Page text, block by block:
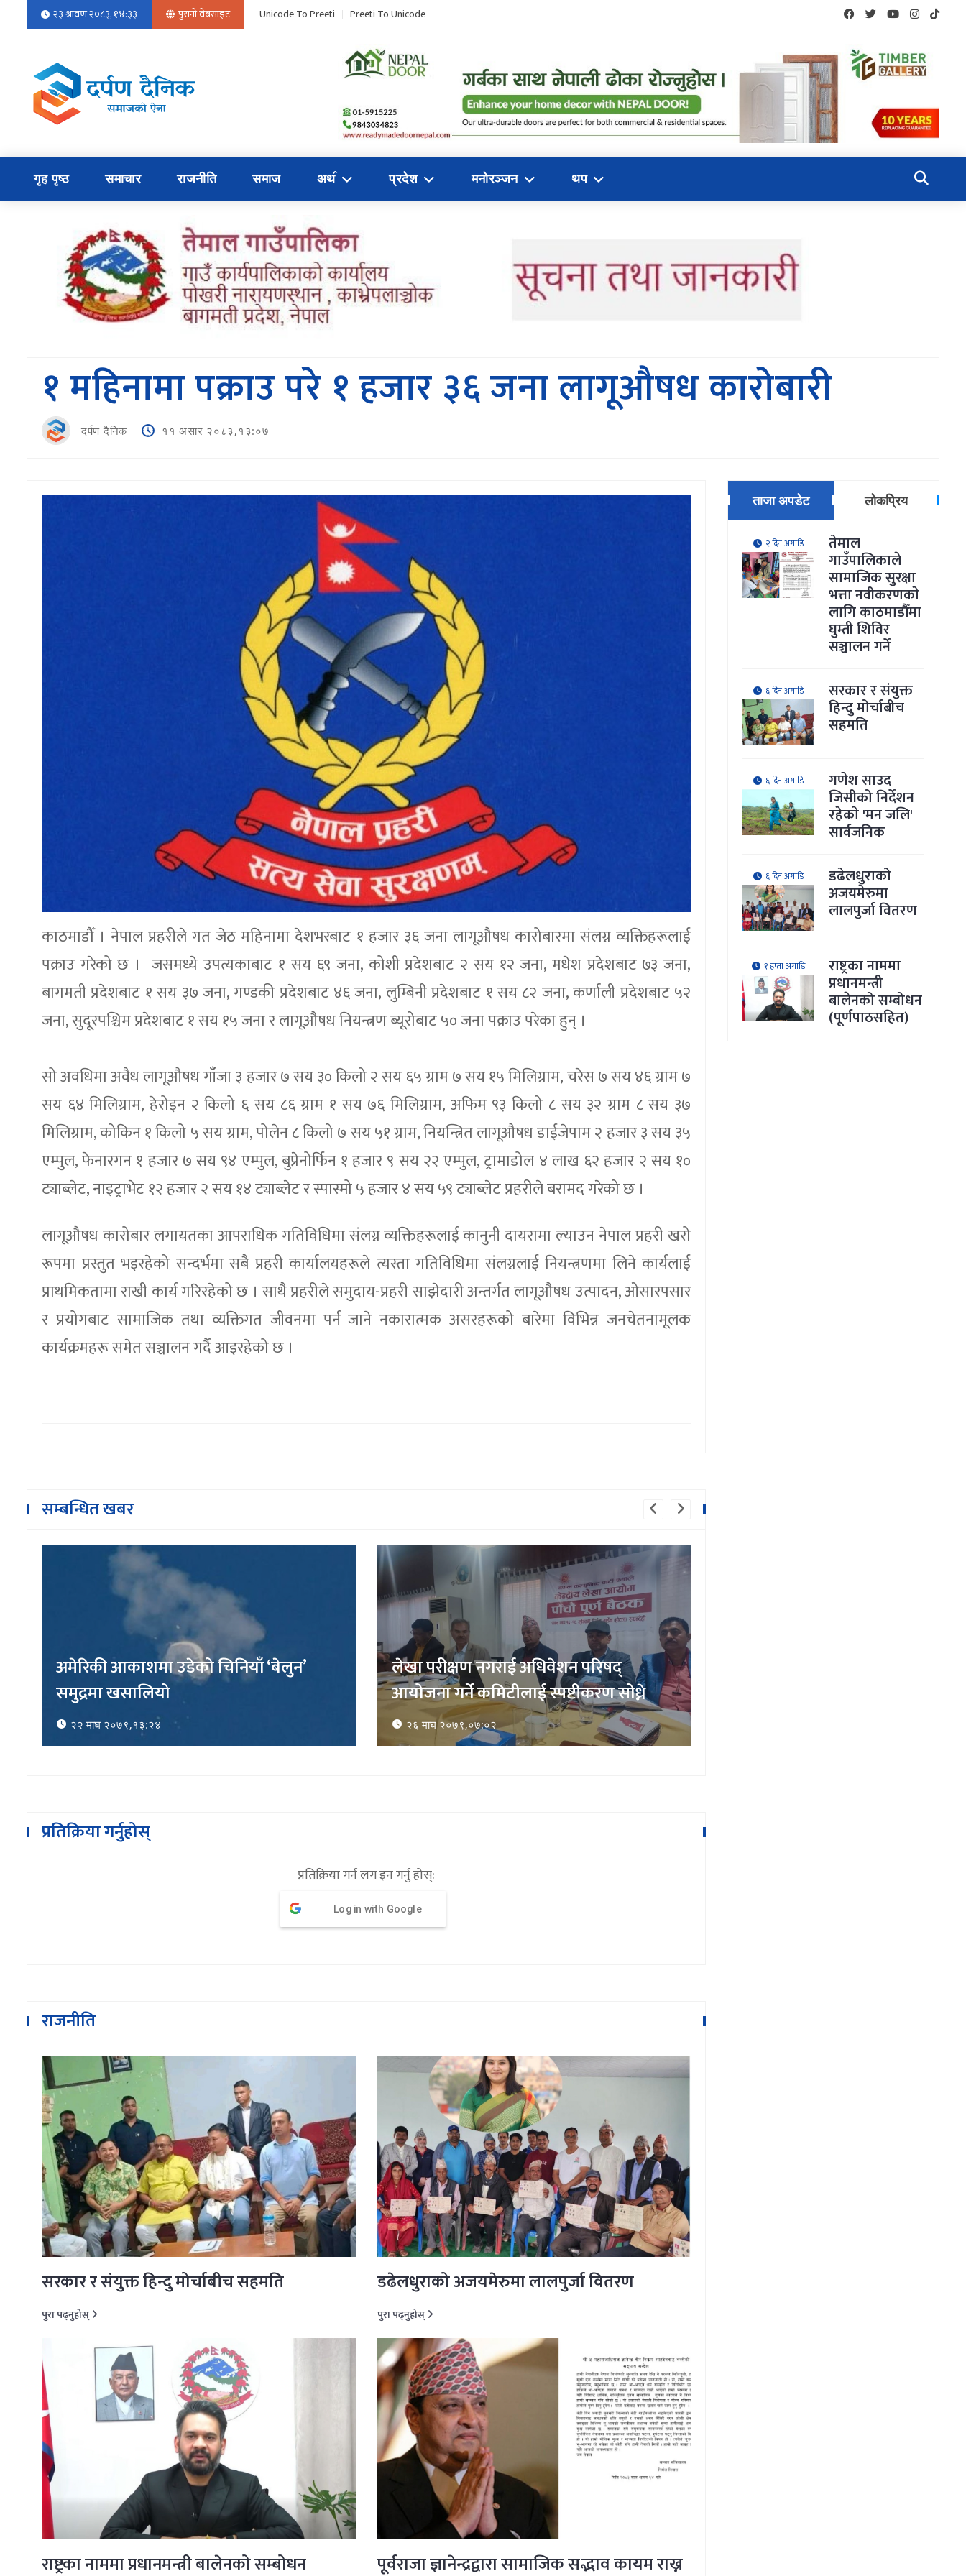
२३ श्रावण २०८३, १४:३३ पुरानो वेबसाइट Unicode To Preeti Preeti To Unicode
गृह पृष्ठ समाचार राजनीति समाज अथ॔ प्रदेश मनोरञ्जन थप
१ महिनामा पक्राउ परे १ हजार ३६ जना लागूऔषध कारोबारी
दर्पण दैनिक ११ असार २०८३,१३:०७
काठमाडौँ । नेपाल प्रहरीले गत जेठ महिनामा देशभरबाट १ हजार ३६ जना लागूऔषध कारोबारमा संलग्न व्यक्तिहरूलाई
पक्राउ गरेको छ । जसमध्ये उपत्यकाबाट १ सय ६९ जना, कोशी प्रदेशबाट २ सय १२ जना, मधेश प्रदेशबाट ७३ जना,
बागमती प्रदेशबाट १ सय ३७ जना, गण्डकी प्रदेशबाट ४६ जना, लुम्बिनी प्रदेशबाट १ सय ८२ जना, कर्णाली प्रदेशबाट ५२
जना, सुदूरपश्चिम प्रदेशबाट १ सय १५ जना र लागूऔषध नियन्त्रण ब्यूरोबाट ५० जना पक्राउ परेका हुन् ।
सो अवधिमा अवैध लागूऔषध गाँजा ३ हजार ७ सय ३० किलो २ सय ६५ ग्राम ७ सय १५ मिलिग्राम, चरेस ७ सय ४६ ग्राम ७
सय ६४ मिलिग्राम, हेरोइन २ किलो ६ सय ८६ ग्राम १ सय ७६ मिलिग्राम, अफिम ९३ किलो ८ सय ३२ ग्राम ८ सय ३७
मिलिग्राम, कोकिन १ किलो ५ सय ग्राम, पोलेन ८ किलो ७ सय ५१ ग्राम, नियन्त्रित लागूऔषध डाईजेपाम २ हजार ३ सय ३५
एम्पुल, फेनारगन १ हजार ७ सय ९४ एम्पुल, बुप्रेनोर्फिन १ हजार ९ सय २२ एम्पुल, ट्रामाडोल ४ लाख ६२ हजार २ सय १०
ट्याब्लेट, नाइट्राभेट १२ हजार २ सय १४ ट्याब्लेट र स्पास्मो ५ हजार ४ सय ५९ ट्याब्लेट प्रहरीले बरामद गरेको छ ।
लागूऔषध कारोबार लगायतका आपराधिक गतिविधिमा संलग्न व्यक्तिहरूलाई कानुनी दायरामा ल्याउन नेपाल प्रहरी खरो
रूपमा प्रस्तुत भइरहेको सन्दर्भमा सबै प्रहरी कार्यालयहरूले त्यस्ता गतिविधिमा संलग्नलाई नियन्त्रणमा लिने कार्यलाई
प्राथमिकतामा राखी कार्य गरिरहेको छ । साथै प्रहरीले समुदाय-प्रहरी साझेदारी अन्तर्गत लागूऔषध उत्पादन, ओसारपसार
र प्रयोगबाट सामाजिक तथा व्यक्तिगत जीवनमा पर्न जाने नकारात्मक असरहरूको बारेमा विभिन्न जनचेतनामूलक
कार्यक्रमहरू समेत सञ्चालन गर्दै आइरहेको छ ।
सम्बन्धित खबर
अमेरिकी आकाशमा उडेको चिनियाँ ‘बेलुन’
समुद्रमा खसालियो
२२ माघ २०७९,१३:२४
लेखा परीक्षण नगराई अधिवेशन परिषद्
आयोजना गर्ने कमिटीलाई स्पष्टीकरण सोध्ने
२६ माघ २०७९,०७:०२
प्रतिक्रिया गर्नुहोस्
प्रतिक्रिया गर्न लग इन गर्नु होस्:
Log in with Google
राजनीति
सरकार र संयुक्त हिन्दु मोर्चाबीच सहमति
पुरा पढ्नुहोस्
डढेलधुराको अजयमेरुमा लालपुर्जा वितरण
पुरा पढ्नुहोस्
राष्ट्रका नाममा प्रधानमन्त्री बालेनको सम्बोधन पूर्वराजा ज्ञानेन्द्रद्वारा सामाजिक सद्भाव कायम राख्न
ताजा अपडेट लोकप्रिय
२ दिन अगाडि तेमाल
गाउँपालिकाले
सामाजिक सुरक्षा
भत्ता नवीकरणकाे
लागि काठमाडौँमा
घुम्ती शिविर
सञ्चालन गर्ने
६ दिन अगाडि सरकार र संयुक्त
हिन्दु मोर्चाबीच
सहमति
६ दिन अगाडि गणेश साउद
जिसीको निर्देशन
रहेकाे 'मन जलि'
सार्वजनिक
६ दिन अगाडि डढेलधुराको
अजयमेरुमा
लालपुर्जा वितरण
१ हप्ता अगाडि राष्ट्रका नाममा
प्रधानमन्त्री
बालेनको सम्बोधन
(पूर्णपाठसहित)